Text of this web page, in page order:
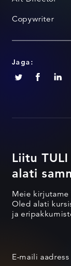
Copywriter
Jaga:
Liitu
alati
Meie kirjutame
Oled alati
ja
E-maili aadress